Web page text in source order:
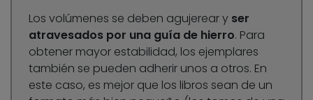
Los volúmenes se deben agujerear y ser
atravesados por una guía de hierro. Para
obtener mayor estabilidad, los ejemplares
también se pueden adherir unos a otros. En
este caso, es mejor que los libros sean de un